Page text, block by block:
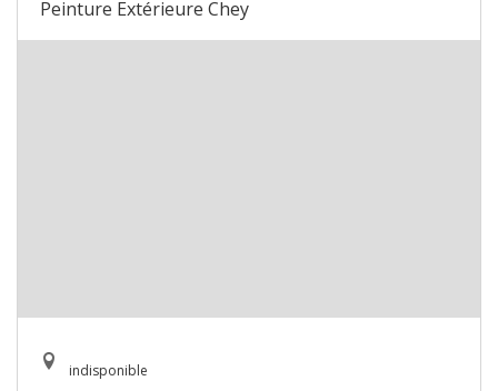
Peinture Extérieure Chey
indisponible